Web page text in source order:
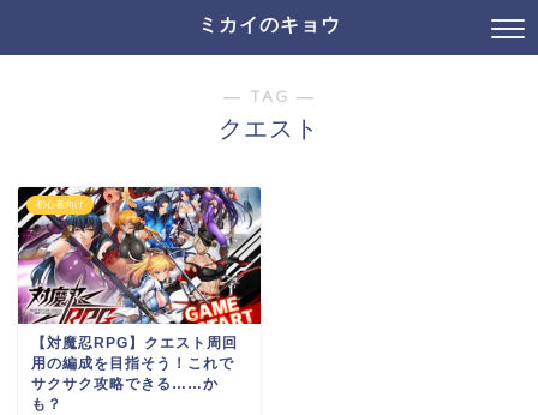
ミカイのキョウ
― TAG ―
クエスト
初心者向け
【対魔忍RPG】クエスト周回
用の編成を目指そう！これで
サクサク攻略できる……か
も？